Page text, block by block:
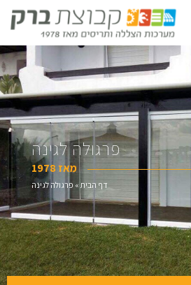
פרגולה לגינה
מאז 1978
דף הבית » פרגולה לגינה